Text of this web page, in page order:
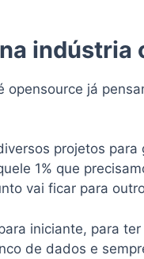
indústria
já
projetos
1% que
vai ficar para
iniciante, para
de dados e